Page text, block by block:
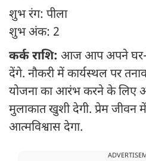
शुभ रंग: पीला
शुभ अंक: 2
कर्क राशि: आज आप अपने घर-
देंगे. नौकरी में कार्यस्थल पर
योजना का आरंभ करने के लिए
मुलाकात खुशी देगी. प्रेम जीवन
आत्मविश्वास देगा.